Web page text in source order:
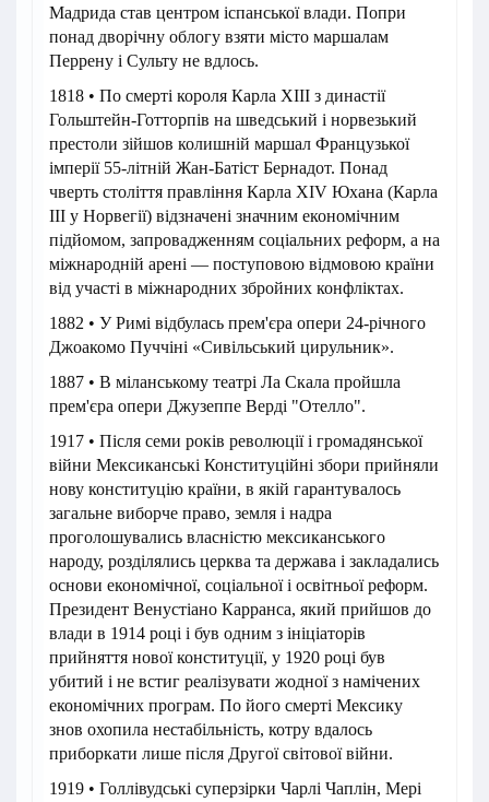
Мадрида став центром іспанської влади. Попри
понад дворічну облогу взяти місто маршалам
Перрену і Сульту не вдлось.
1818 • По смерті короля Карла XIII з династії
Гольштейн-Готторпів на шведський і норвезький
престоли зійшов колишній маршал Французької
імперії 55-літній Жан-Батіст Бернадот. Понад
чверть століття правління Карла XIV Юхана (Карла
III у Норвегії) відзначені значним економічним
підйомом, запровадженням соціальних реформ, а на
міжнародній арені — поступовою відмовою країни
від участі в міжнародних збройних конфліктах.
1882 • У Римі відбулась прем'єра опери 24-річного
Джоакомо Пуччіні «Сивільський цирульник».
1887 • В міланському театрі Ла Скала пройшла
прем'єра опери Джузеппе Верді "Отелло".
1917 • Після семи років революції і громадянської
війни Мексиканські Конституційні збори прийняли
нову конституцію країни, в якій гарантувалось
загальне виборче право, земля і надра
проголошувались власністю мексиканського
народу, розділялись церква та держава і закладались
основи економічної, соціальної і освітньої реформ.
Президент Венустіано Карранса, який прийшов до
влади в 1914 році і був одним з ініціаторів
прийняття нової конституції, у 1920 році був
убитий і не встиг реалізувати жодної з намічених
економічних програм. По його смерті Мексику
знов охопила нестабільність, котру вдалось
приборкати лише після Другої світової війни.
1919 • Голлівудські суперзірки Чарлі Чаплін, Мері